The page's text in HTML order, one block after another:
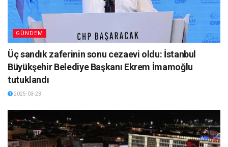
GÜNDEM
Üç sandık zaferinin sonu cezaevi oldu: İstanbul
Büyükşehir Belediye Başkanı Ekrem İmamoğlu
tutuklandı
2025-03-23